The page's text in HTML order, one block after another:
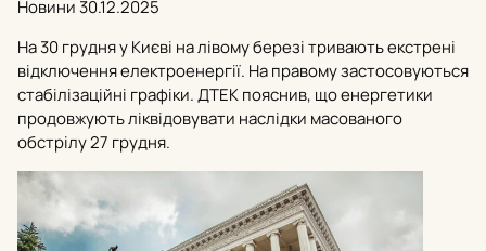
Новини 30.12.2025
На 30 грудня у Києві на лівому березі тривають екстрені
відключення електроенергії. На правому застосовуються
стабілізаційні графіки. ДТЕК пояснив, що енергетики
продовжують ліквідовувати наслідки масованого
обстрілу 27 грудня.